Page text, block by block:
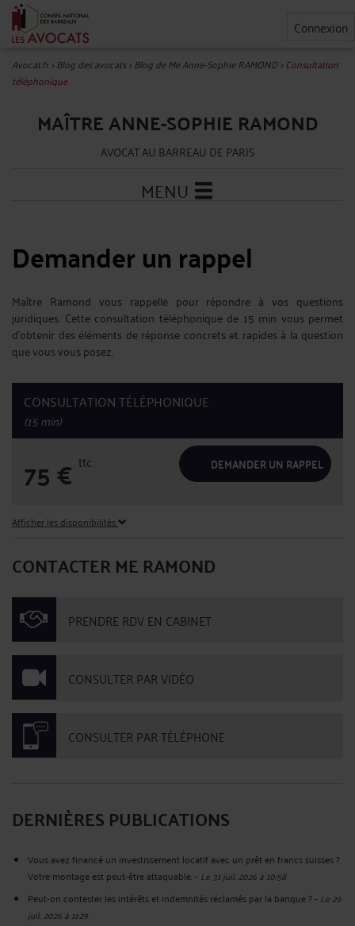
Connexion
Avocat.fr>Blog des avocats>Blog de Me Anne-Sophie RAMOND> Consultation
téléphonique
MAÎTRE ANNE-SOPHIE RAMOND
AVOCAT AU BARREAU DE PARIS
MENU
Demander un rappel
Maître Ramond vous rappelle pour répondre à vos questions
juridiques. Cette consultation téléphonique de 15 min vous permet
d'obtenir des éléments de réponse concrets et rapides à la question
que vous vous posez.
CONSULTATION TÉLÉPHONIQUE
(15 min)
75€ ttc DEMANDER UN RAPPEL
Afficher les disponibilités
CONTACTER ME RAMOND
PRENDRE RDV EN CABINET
CONSULTER PAR VIDÉO
CONSULTER PAR TÉLÉPHONE
DERNIÈRES PUBLICATIONS
Vous avez financé un investissement locatif avec un prêt en francs suisses ?
Votre montage est peut-être attaquable.- Le 31 juil. 2026 à 10:58
Peut-on contester les intérêts et indemnités réclamés par la banque ?- Le 29
juil. 2026 à 11:29